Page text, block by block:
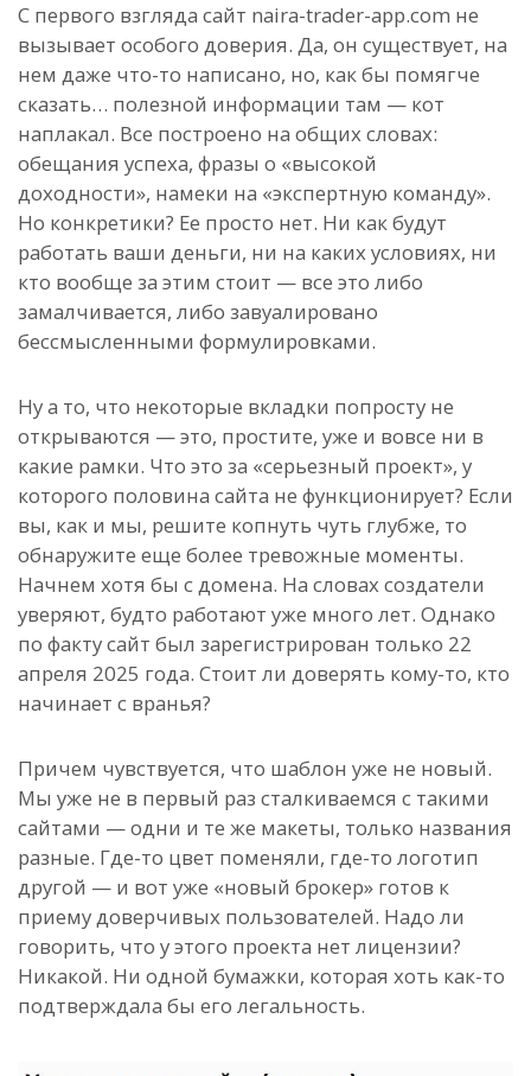
С первого взгляда сайт naira-trader-app.com не
вызывает особого доверия. Да, он существует, на
нем даже что-то написано, но, как бы помягче
сказать… полезной информации там — кот
наплакал. Все построено на общих словах:
обещания успеха, фразы о «высокой
доходности», намеки на «экспертную команду».
Но конкретики? Ее просто нет. Ни как будут
работать ваши деньги, ни на каких условиях, ни
кто вообще за этим стоит — все это либо
замалчивается, либо завуалировано
бессмысленными формулировками.
Ну а то, что некоторые вкладки попросту не
открываются — это, простите, уже и вовсе ни в
какие рамки. Что это за «серьезный проект», у
которого половина сайта не функционирует? Если
вы, как и мы, решите копнуть чуть глубже, то
обнаружите еще более тревожные моменты.
Начнем хотя бы с домена. На словах создатели
уверяют, будто работают уже много лет. Однако
по факту сайт был зарегистрирован только 22
апреля 2025 года. Стоит ли доверять кому-то, кто
начинает с вранья?
Причем чувствуется, что шаблон уже не новый.
Мы уже не в первый раз сталкиваемся с такими
сайтами — одни и те же макеты, только названия
разные. Где-то цвет поменяли, где-то логотип
другой — и вот уже «новый брокер» готов к
приему доверчивых пользователей. Надо ли
говорить, что у этого проекта нет лицензии?
Никакой. Ни одной бумажки, которая хоть как-то
подтверждала бы его легальность.